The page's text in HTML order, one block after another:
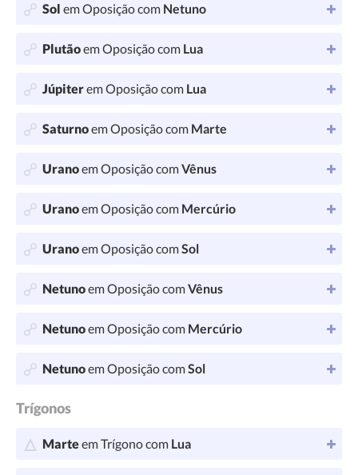
Sol em Oposição com Netuno
Plutãoem Oposição com Lua
Júpiterem Oposição com Lua
Saturnoem Oposição com Marte
Uranoem Oposição comVênus
Uranoem Oposição com Mercúrio
Uranoem Oposição comSol
Netunoem Oposição comVênus
Netunoem Oposição com Mercúrio
Netunoem Oposição comSol
Trígonos
Marteem Trígono com Lua